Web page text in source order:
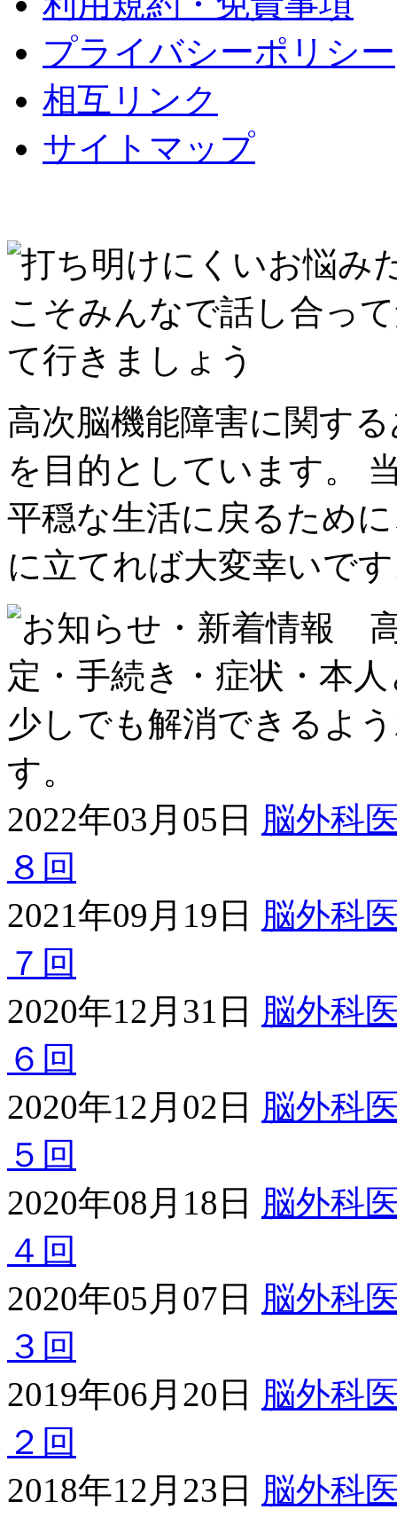
プライバシーポリシー
相互リンク
サイトマップ
高次脳機能障害に関す
を目的としています。
平穏な生活に戻るため
に立てれば大変幸いで
2022年03月05日 脳外科
８回
2021年09月19日 脳外科
７回
2020年12月31日 脳外科
６回
2020年12月02日 脳外科
５回
2020年08月18日 脳外科
４回
2020年05月07日 脳外科
３回
2019年06月20日 脳外科
２回
2018年12月23日 脳外科